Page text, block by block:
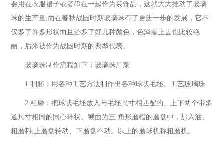
要用在衣服裙子或者串在一起作为装饰品，这就大大推动了玻璃
珠的生产量;而在春秋战国时期玻璃珠有了更进一步的发展，它不
仅多了许多形状而且还多了好几种颜色，色泽看上去也比较艳
丽，后来被作为战国时期的典型代表。
玻璃珠制作流程如下：玻璃珠厂家
1.制胚：用各种工艺方法制作出各种球状毛坯。工艺玻璃珠
2.粗磨：把球状毛坯放入与毛坯尺寸相匹配的、上下两个带多
道尺寸相同的同心环状、截面为三 角形磨槽的磨盘中，加入油、
粗磨料;上磨盘转动、下磨盘不动。以上的磨球机称粗磨机。